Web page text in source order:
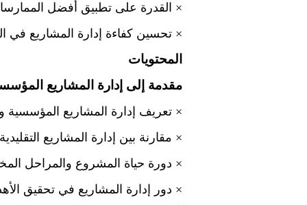
× القدرة على تطبيق أفضل
× تحسين كفاءة إدارة المشاريع في
المحتويات
مقدمة إلى إدارة المشاريع
× تعريف إدارة المشاريع المؤسسية
× مقارنة بين إدارة المشاريع
× دورة حياة المشروع والمراحل
× دور إدارة المشاريع في تحقيق